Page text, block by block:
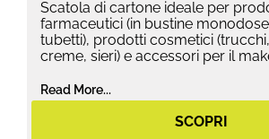
Scatola di cartone ideale per
farmaceutici (in bustine
tubetti), prodotti cosmetici
creme, sieri) e accessori per il
Read More...
SCOPRI